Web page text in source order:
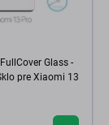
Glass -
pre Xiaomi 13